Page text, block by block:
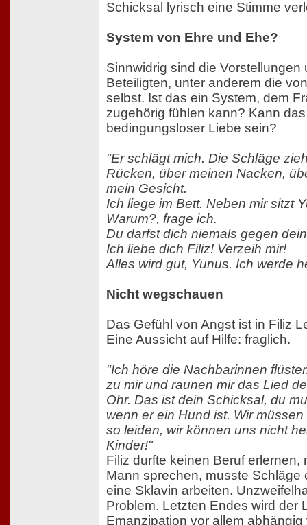
Schicksal lyrisch eine Stimme
System von Ehre und Ehe?
Sinnwidrig sind die Vorstellungen
Beteiligten, unter anderem die
selbst. Ist das ein System, dem
zugehörig fühlen kann? Kann
bedingungsloser Liebe sein?
"Er schlägt mich. Die Schläge
Rücken, über meinen Nacken,
mein Gesicht.
Ich liege im Bett. Neben mir sitzt
Warum?, frage ich.
Du darfst dich niemals gegen
Ich liebe dich Filiz! Verzeih mir!
Alles wird gut, Yunus. Ich werde
Nicht wegschauen
Das Gefühl von Angst ist in Filiz
Eine Aussicht auf Hilfe: fraglich.
"Ich höre die Nachbarinnen
zu mir und raunen mir das Lied
Ohr. Das ist dein Schicksal, du
wenn er ein Hund ist. Wir
so leiden, wir können uns nicht
Kinder!"
Filiz durfte keinen Beruf erlernen,
Mann sprechen, musste Schläge
eine Sklavin arbeiten.
Problem. Letzten Endes wird der
Emanzipation vor allem abhängig